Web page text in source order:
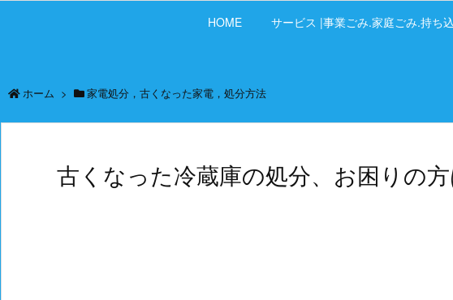
HOME サービス |事業ごみ.家庭ごみ.持ち
ホーム > 家電処分，古くなった家電，処分方法
古くなった冷蔵庫の処分、お困りの